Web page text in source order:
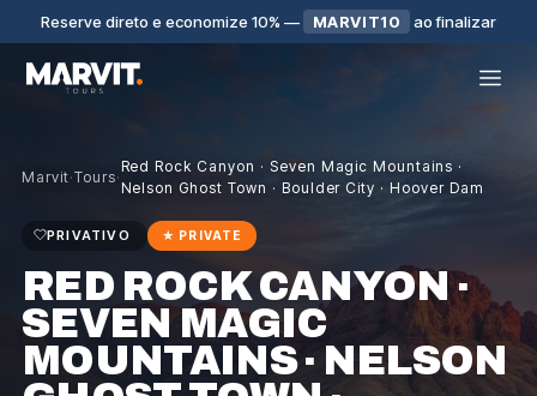
Reserve direto e economize 10% — MARVIT10 ao finalizar
Marvit·Tours·
Red Rock Canyon · Seven Magic Mountains ·
Nelson Ghost Town · Boulder City · Hoover Dam
PRIVATIVO ★ PRIVATE
RED ROCK CANYON ·
SEVEN MAGIC
MOUNTAINS · NELSON